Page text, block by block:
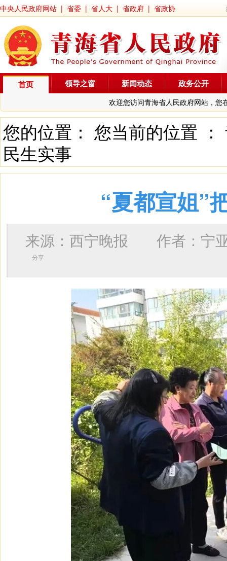
中央人民政府网站 | 省委 | 省人大 | 省政府 | 省政协
首页
欢迎您访问青海省人民政府网站，您
领导之窗 新闻动态 政务公开
您的位置： 您当前的位置 ：
民生实事
“夏都宣姐”
来源：西宁晚报 作者： 宁
分享